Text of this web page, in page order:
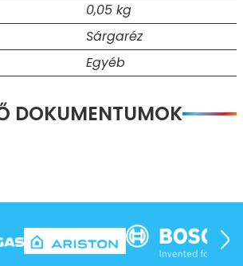
0,05 kg
Sárgaréz
Egyéb
DOKUMENTUMOK